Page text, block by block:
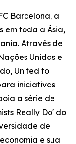
Barcelona, a
em toda a Ásia,
Através de
Unidas e
United to
iniciativas
a série de
Really Do' do
de
e sua